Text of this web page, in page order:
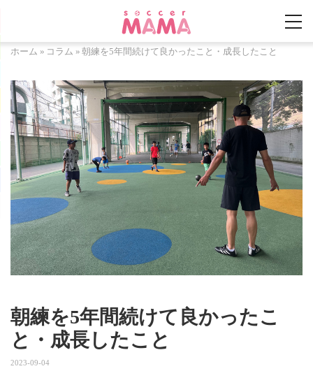
ホーム » コラム » 朝練を5年間続けて良かったこと・成長したこと
朝練を5年間続けて良かったこ
と・成長したこと
2023-09-04